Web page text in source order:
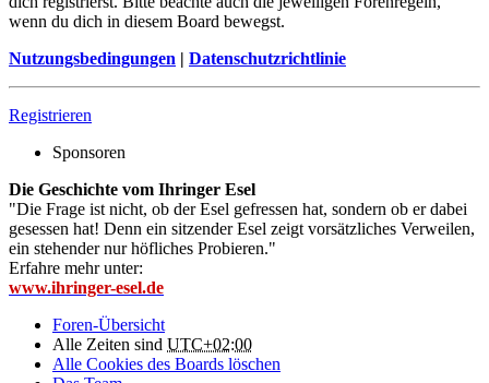
wenn du dich in diesem Board bewegst.
Nutzungsbedingungen | Datenschutzrichtlinie
Registrieren
Sponsoren
Die Geschichte vom Ihringer Esel
"Die Frage ist nicht, ob der Esel gefressen hat, sondern ob er dabei
gesessen hat! Denn ein sitzender Esel zeigt vorsätzliches Verweilen,
ein stehender nur höfliches Probieren."
Erfahre mehr unter:
www.ihringer-esel.de
Foren-Übersicht
Alle Zeiten sind UTC+02:00
Alle Cookies des Boards löschen